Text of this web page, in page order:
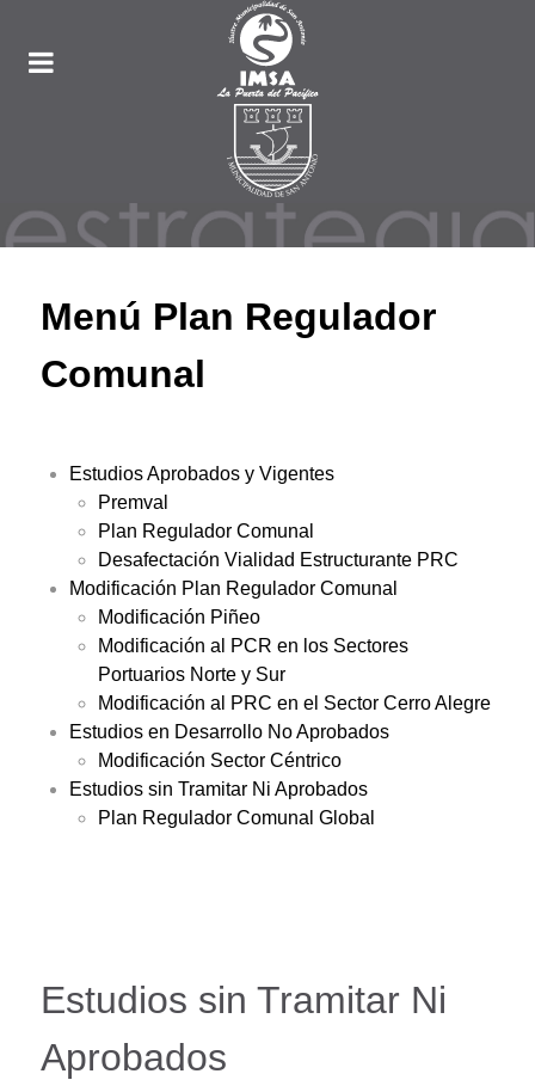
Menú Plan Regulador
Comunal
Estudios Aprobados y Vigentes
Premval
Plan Regulador Comunal
Desafectación Vialidad Estructurante PRC
Modificación Plan Regulador Comunal
Modificación Piñeo
Modificación al PCR en los Sectores
Portuarios Norte y Sur
Modificación al PRC en el Sector Cerro Alegre
Estudios en Desarrollo No Aprobados
Modificación Sector Céntrico
Estudios sin Tramitar Ni Aprobados
Plan Regulador Comunal Global
Estudios sin Tramitar Ni
Aprobados